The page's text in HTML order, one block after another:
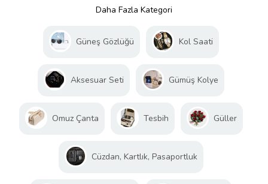
Daha Fazla Kategori
Güneş Gözlüğü Kol Saati
Aksesuar Seti Gümüş Kolye
Omuz Çanta Tesbih Güller
Cüzdan, Kartlık, Pasaportluk